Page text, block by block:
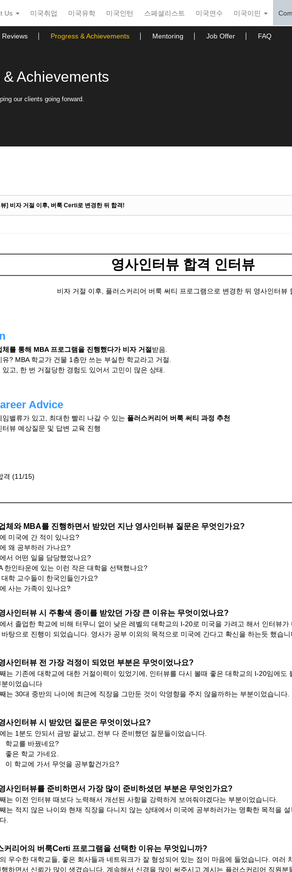
Us 미국취업 미국유학 미국인턴 스페셜리스트 미국연수 미국이민
Reviews Progress & Achievements Mentoring Job Offer FAQ
Achievements
our clients going forward.
] 비자 거절 이후, 버룩 Certi로 변경한 뒤 합격!
영사인터뷰 합격 인터뷰
비자 거절 이후, 플러스커리어 버룩 써티 프로그램으로 변경한 뒤 영사인터뷰
체를 통해 MBA 프로그램을 진행했다가 비자 거절 받음.
유? MBA 학교가 건물 1층만 쓰는 부실한 학교라고 거절.
있고, 한 번 거절당한 경험도 있어서 고민이 많은 상태.
Advice
임밸류가 있고, 최대한 빨리 나갈 수 있는 플러스커리어 버룩 써티 과정 추천
터뷰 예상질문 및 답변 교육 진행
격 (11/15)
체와 MBA를 진행하면서 받았던 지난 영사인터뷰 질문은 무엇인가요?
미국에 간 적이 있나요?
왜 공부하러 가나요?
서 어떤 일을 담당했었나요?
한인타운에 있는 이런 작은 대학을 선택했나요?
학 교수들이 한국인들인가요?
사는 가족이 있나요?
사인터뷰 시 주황색 종이를 받았던 가장 큰 이유는 무엇이었나요?
서 졸업한 학교에 비해 터무니 없이 낮은 레벨의 대학교의 I-20로 미국을 가려고 해서 인터뷰
바탕으로 진행이 되었습니다. 영사가 공부 이외의 목적으로 미국에 간다고 확신을 하는듯 했습니
사인터뷰 전 가장 걱정이 되었던 부분은 무엇이었나요?
는 기존에 대학교에 대한 거절이력이 있었기에, 인터뷰를 다시 볼때 좋은 대학교의 I-20임에도
분이었습니다
는 30대 중반의 나이에 최근에 직장을 그만둔 것이 악영향을 주지 않을까하는 부분이었습니다.
사인터뷰 시 받았던 질문은 무엇이었나요?
는 1분도 안되서 금방 끝났고, 전부 다 준비했던 질문들이었습니다.
학교를 바꿨네요?
좋은 학교 가네요.
이 학교에 가서 무엇을 공부할건가요?
사인터뷰를 준비하면서 가장 많이 준비하셨던 부분은 무엇인가요?
는 이전 인터뷰 때보다 노력해서 개선된 사항을 강력하게 보여줘야겠다는 부분이었습니다.
는 적지 않은 나이와 현재 직장을 다니지 않는 상태에서 미국에 공부하러가는 명확한 목적을
.
커리어의 버룩Certi 프로그램을 선택한 이유는 무엇입니까?
우수한 대학교들, 좋은 회사들과 네트워크가 잘 형성되어 있는 점이 마음에 들었습니다. 여러
행하면서 신뢰가 많이 생겼습니다. 계속해서 신경을 많이 써주시고 계시는 플러스커리어 직원분